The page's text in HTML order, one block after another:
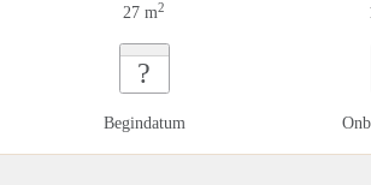
27 m2
?
Begindatum